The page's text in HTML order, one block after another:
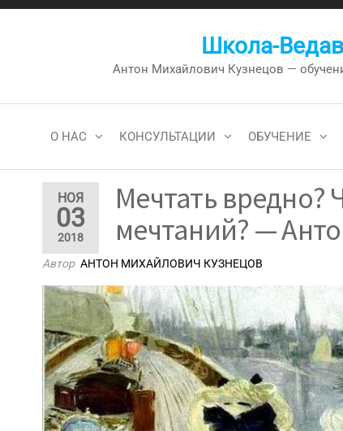
Перейти
Школа-
Антон Михайлович Кузнецов —
О НАС КОНСУЛЬТАЦИИ ОБУЧЕНИЕ
НОЯ
03
2018
Мечтать вредно?
мечтаний? —
Автор АНТОН МИХАЙЛОВИЧ КУЗНЕЦОВ